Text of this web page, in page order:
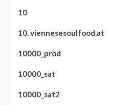
10
10. viennesesoulfood.at
10000_prod
10000_sat
10000_sat2